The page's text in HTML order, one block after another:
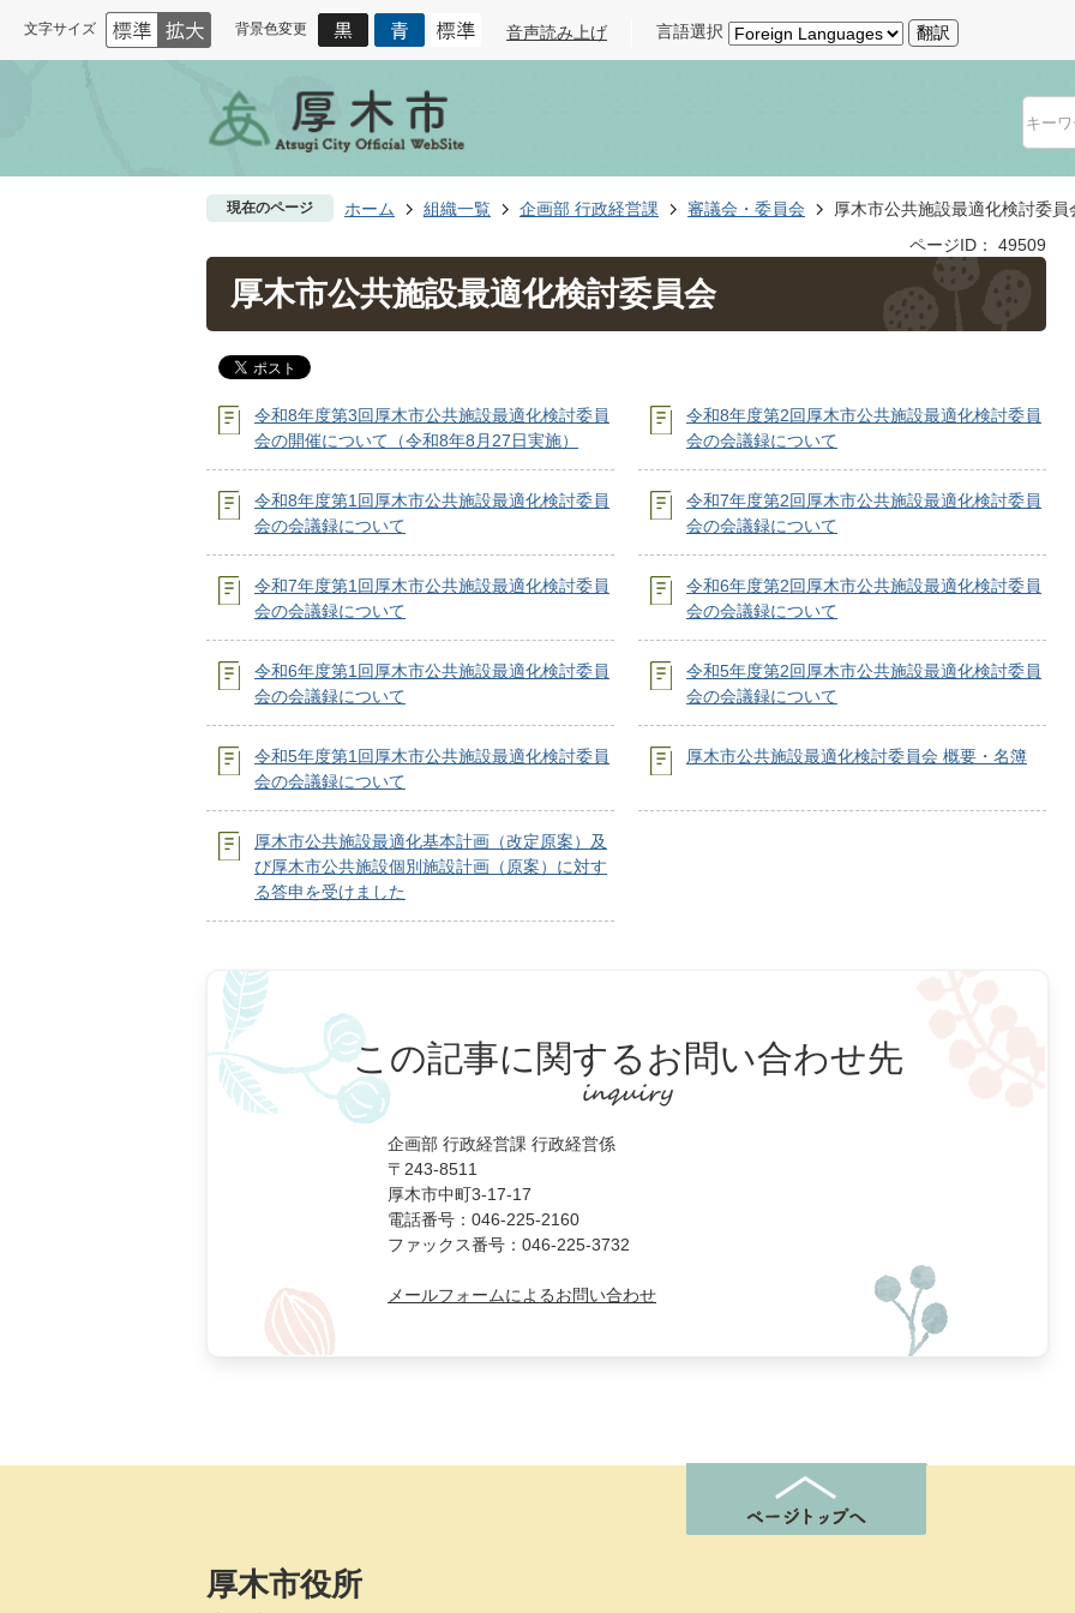
文字サイズ 背景色変更 音声読み上げ 言語選択 翻訳
現在のページ ホーム 組織一覧 企画部 行政経営課 審議会・委員会
厚木市公共施設最適化検討委員
ページID：
49509
厚木市公共施設最適化検討委員会
令和8年度第3回厚木市公共施設最適化検討委員
会の開催について（令和8年8月27日実施）
令和8年度第2回厚木市公共施設最適化検討委員
会の会議録について
令和8年度第1回厚木市公共施設最適化検討委員
会の会議録について
令和7年度第2回厚木市公共施設最適化検討委員
会の会議録について
令和7年度第1回厚木市公共施設最適化検討委員
会の会議録について
令和6年度第2回厚木市公共施設最適化検討委員
会の会議録について
令和6年度第1回厚木市公共施設最適化検討委員
会の会議録について
令和5年度第2回厚木市公共施設最適化検討委員
会の会議録について
令和5年度第1回厚木市公共施設最適化検討委員
会の会議録について
厚木市公共施設最適化検討委員会 概要・名簿
厚木市公共施設最適化基本計画（改定原案）及
び厚木市公共施設個別施設計画（原案）に対す
る答申を受けました
この記事に関するお問い合わせ先
企画部 行政経営課 行政経営係
〒243-8511
厚木市中町3-17-17
電話番号：046-225-2160
ファックス番号：046-225-3732
メールフォームによるお問い合わせ
厚木市役所